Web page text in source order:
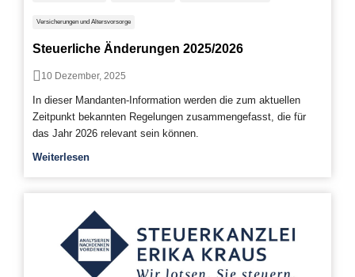
Versicherungen und Altersvorsorge
Steuerliche Änderungen 2025/2026
10 Dezember, 2025
In dieser Mandanten-Information werden die zum aktuellen
Zeitpunkt bekannten Regelungen zusammengefasst, die für
das Jahr 2026 relevant sein können.
Weiterlesen